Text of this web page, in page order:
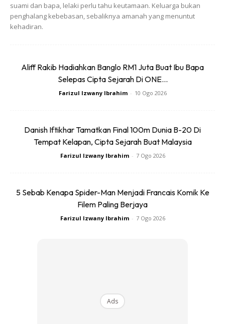
penyingkiran, di mana mereka berdepan dengan pasukan
Nad dan Chee Wai dalam cabaran
suami dan bapa, lelaki perlu tahu keutamaan. Keluarga bukan
penghalang kebebasan, sebaliknya amanah yang menuntut
kehadiran.
Aliff Rakib Hadiahkan Banglo RM1 Juta Buat Ibu Bapa
Selepas Cipta Sejarah Di ONE...
Farizul Izwany Ibrahim - 10 Ogo 2026
Danish Iftikhar Tamatkan Final 100m Dunia B-20 Di
Tempat Kelapan, Cipta Sejarah Buat Malaysia
Farizul Izwany Ibrahim - 7 Ogo 2026
5 Sebab Kenapa Spider-Man Menjadi Francais Komik Ke
Filem Paling Berjaya
Farizul Izwany Ibrahim - 7 Ogo 2026
Ads